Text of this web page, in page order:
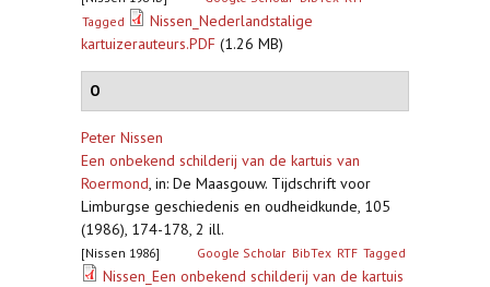
Tagged
Nissen_Nederlandstalige
kartuizerauteurs.PDF (1.26 MB)
O
Peter Nissen
Een onbekend schilderij van de kartuis van
Roermond, in: De Maasgouw. Tijdschrift voor
Limburgse geschiedenis en oudheidkunde, 105
(1986), 174-178, 2 ill.
[Nissen 1986] Google Scholar BibTex RTF Tagged
Nissen_Een onbekend schilderij van de kartuis